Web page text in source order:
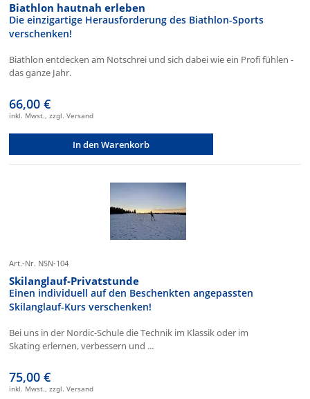
Biathlon hautnah erleben
Die einzigartige Herausforderung des Biathlon-Sports
verschenken!
Biathlon entdecken am Notschrei und sich dabei wie ein Profi fühlen -
das ganze Jahr.
66,00 €
inkl. Mwst., zzgl. Versand
In den Warenkorb
Art.-Nr. NSN-104
Skilanglauf-Privatstunde
Einen individuell auf den Beschenkten angepassten
Skilanglauf-Kurs verschenken!
Bei uns in der Nordic-Schule die Technik im Klassik oder im
Skating erlernen, verbessern und ...
75,00 €
inkl. Mwst., zzgl. Versand